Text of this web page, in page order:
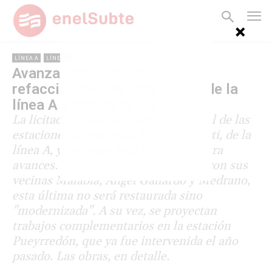
LÍNEA A LÍNEA B
Avanza una licitación para la
refacción de tres estaciones de la
línea A y dos de la línea B
La licitación para la refacción integral de las
estaciones Sáenz Peña, Pasco y Alberti, de la
línea A, y Dorrego de la línea B registra
avances. A diferencia de lo ocurrido con sus
vecinas Malabia, Ángel Gallardo y Medrano,
esta última no será restaurada sino
"modernizada". A su vez, se proyectan
trabajos complementarios en la estación
Pueyrredón, que ya fue intervenida el año
pasado. Las obras, en detalle.